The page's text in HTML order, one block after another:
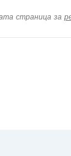
страница за